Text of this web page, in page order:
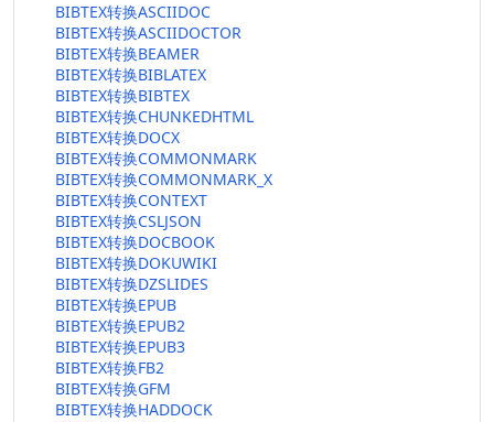
BIBTEX转换ASCIIDOC
BIBTEX转换ASCIIDOCTOR
BIBTEX转换BEAMER
BIBTEX转换BIBLATEX
BIBTEX转换BIBTEX
BIBTEX转换CHUNKEDHTML
BIBTEX转换DOCX
BIBTEX转换COMMONMARK
BIBTEX转换COMMONMARK_X
BIBTEX转换CONTEXT
BIBTEX转换CSLJSON
BIBTEX转换DOCBOOK
BIBTEX转换DOKUWIKI
BIBTEX转换DZSLIDES
BIBTEX转换EPUB
BIBTEX转换EPUB2
BIBTEX转换EPUB3
BIBTEX转换FB2
BIBTEX转换GFM
BIBTEX转换HADDOCK